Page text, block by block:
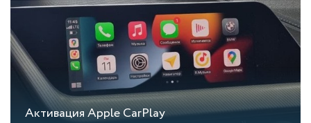
Активация Apple CarPlay